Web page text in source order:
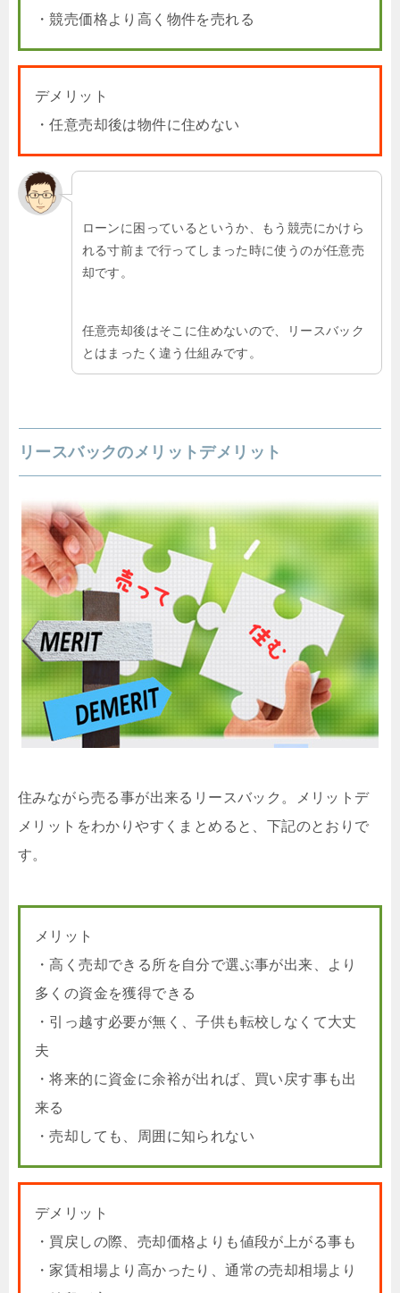
・競売価格より高く物件を売れる
デメリット
・任意売却後は物件に住めない
ローンに困っているというか、もう競売にかけら
れる寸前まで行ってしまった時に使うのが任意売
却です。
任意売却後はそこに住めないので、リースバック
とはまったく違う仕組みです。
リースバックのメリットデメリット
住みながら売る事が出来るリースバック。メリットデ
メリットをわかりやすくまとめると、下記のとおりで
す。
メリット
・高く売却できる所を自分で選ぶ事が出来、より
多くの資金を獲得できる
・引っ越す必要が無く、子供も転校しなくて大丈
夫
・将来的に資金に余裕が出れば、買い戻す事も出
来る
・売却しても、周囲に知られない
デメリット
・買戻しの際、売却価格よりも値段が上がる事も
・家賃相場より高かったり、通常の売却相場より